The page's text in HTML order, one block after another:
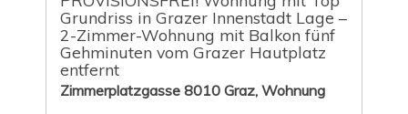
Grundriss in Grazer Innenstadt Lage –
2-Zimmer-Wohnung mit Balkon fünf
Gehminuten vom Grazer Hautplatz
entfernt
Zimmerplatzgasse 8010 Graz, Wohnung